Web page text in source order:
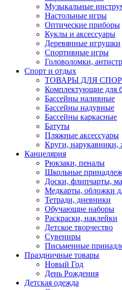
Музыкальные
Настольные игры
Оптические приборы
Куклы и аксессуары
Деревянные игрушки
Спортивные игры
Головоломки,
Спорт и отдых
ТОВАРЫ ДЛЯ
Комплектующие для
Бассейны наливные
Бассейны надувные
Бассейны каркасные
Батуты
Пляжные аксессуары
Круги, нарукавники,
Канцелярия
Рюкзаки, пеналы
Школьные
Доски, флипчарты,
Медкарты, обложки
Тетради, дневники
Обучающие наборы
Раскраски, наклейки
Детское творчество
Сувениры
Письменные
Праздничные товары
Новый Год
День Рождения
Детская одежда